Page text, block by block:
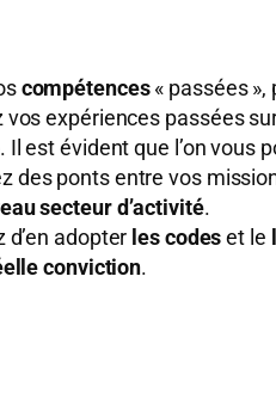
compétences« passées »,
expériences passées
. Il est évident que l’on vous
des ponts entre vos
secteur d’activité.
adopter les codeset le
conviction.